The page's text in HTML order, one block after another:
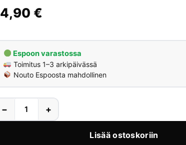
€
Espoon varastossa
Toimitus 1–3 arkipäivässä
Nouto Espoosta mahdollinen
− +
Lisää ostoskoriin